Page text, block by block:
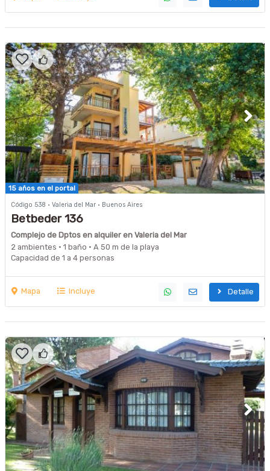
15 años en el portal
Código 538 · Valeria del Mar · Buenos Aires
Betbeder 136
Complejo de Dptos en alquiler en Valeria del Mar
2 ambientes · 1 baño · A 50 m de la playa
Capacidad de 1 a 4 personas
Mapa Incluye Detalle